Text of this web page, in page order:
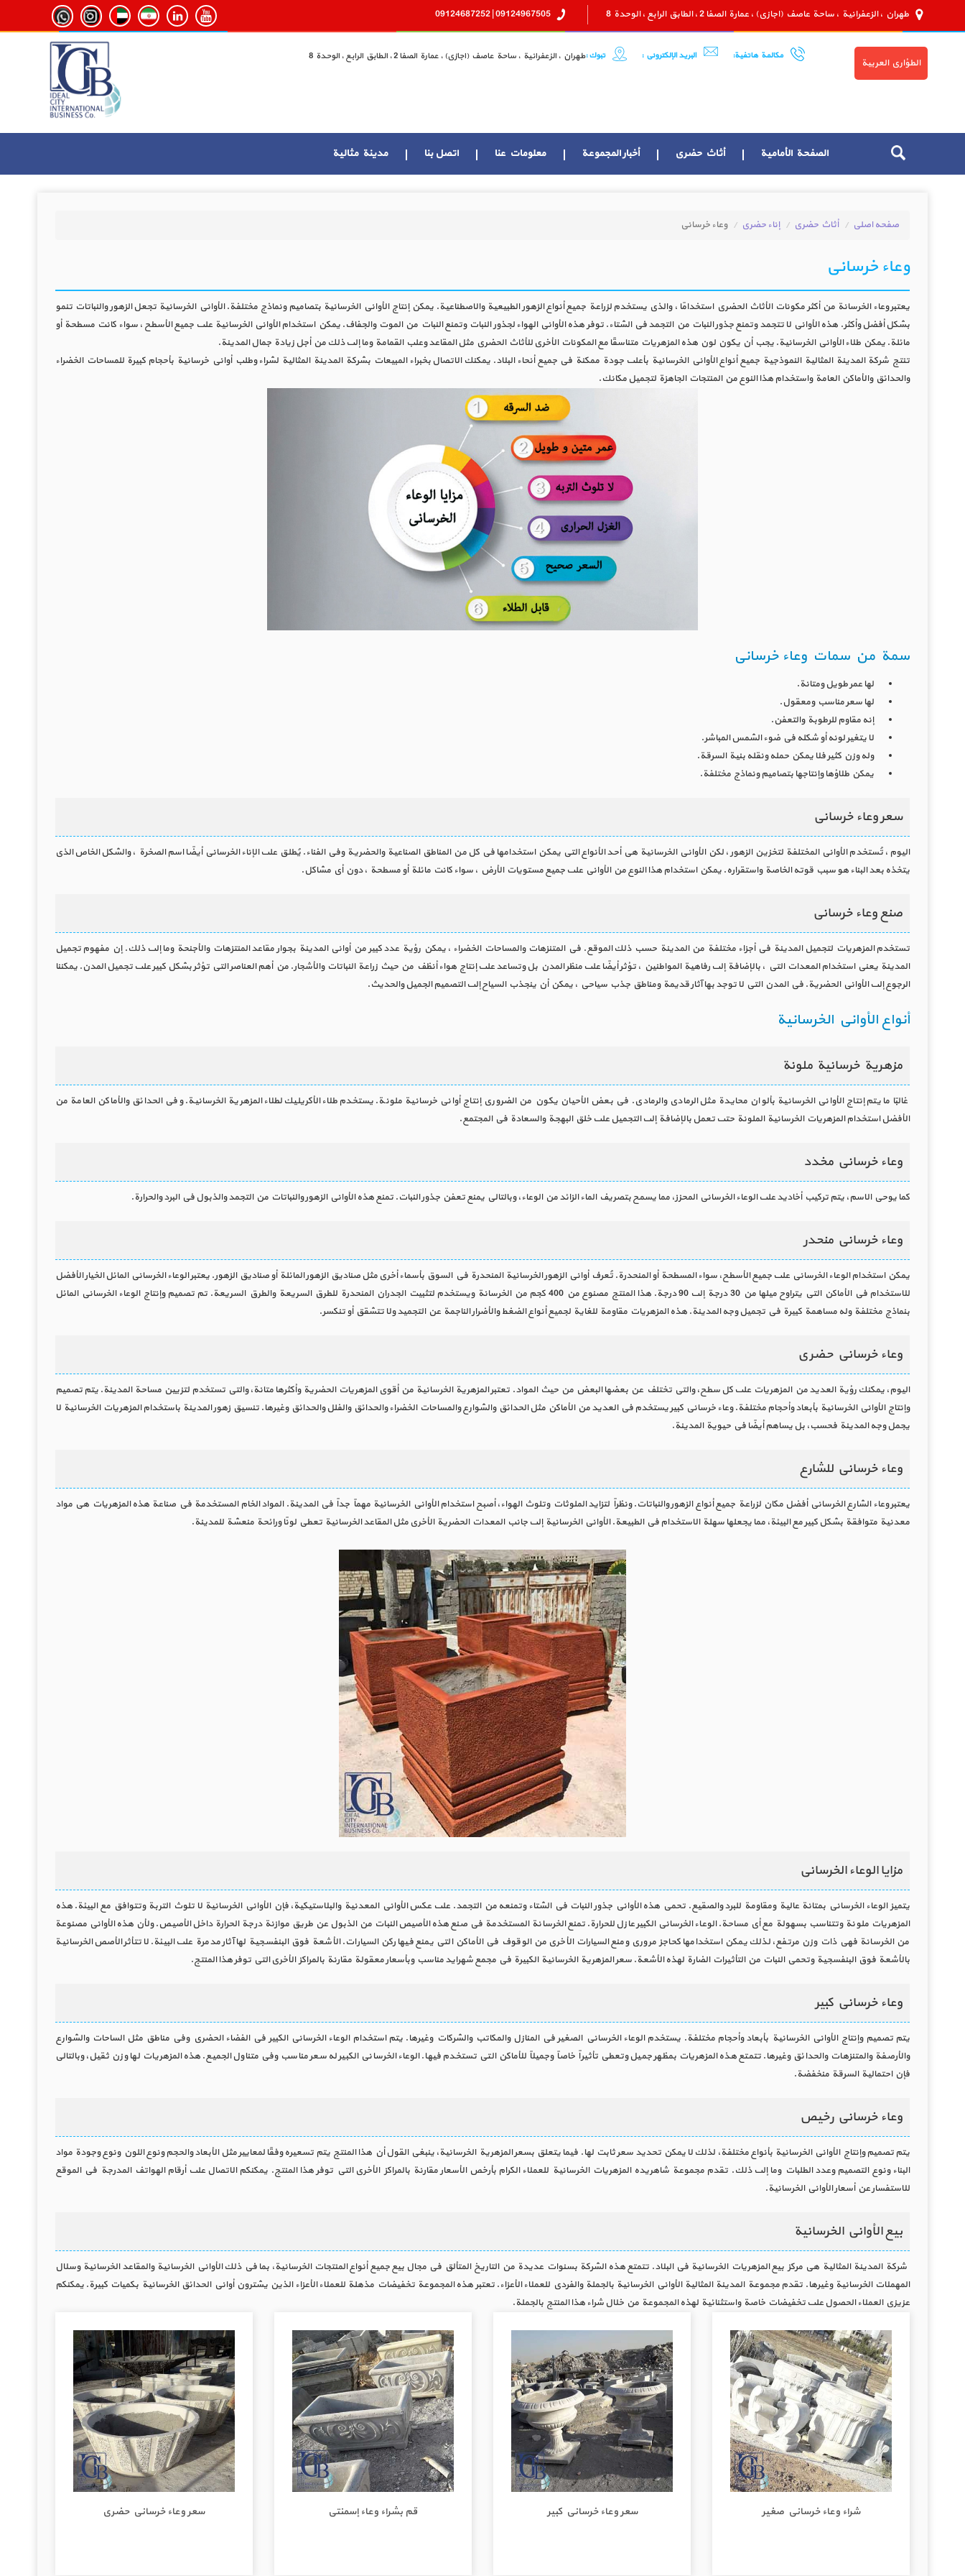
طهران ، الزعفرانية ، ساحة عاصف (اجازي) ، عمارة الصفا 2 ، الطابق الرابع ، الوحدة 8 09124967505 | 09124687252
الطؤاري العربية
مكالمة هاتفية: البريد الإلكتروني : تبوك :طهران ، الزعفرانية ، ساحة عاصف (اجازي) ، عمارة الصفا 2 ، الطابق الرابع ، الوحدة 8
الصفحة الأمامية أثاث حضري أخبار المجموعة معلومات عنا اتصل بنا مدينة مثالية
صفحه اصلی أثاث حضري إناء حضري وعاء خرساني
وعاء خرساني
يعتبر وعاء الخرسانة من أكثر مكونات الأثاث الحضري استخدامًا ، والذي يستخدم لزراعة جميع أنواع الزهور الطبيعية والاصطناعية. يمكن إنتاج الأواني الخرسانية بتصاميم ونماذج مختلفة. الأواني الخرسانية تجعل الزهور والنباتات تنمو
بشكل أفضل وأكثر. هذه الأواني لا تتجمد وتمنع جذور النبات من التجمد في الشتاء. توفر هذه الأواني الهواء لجذور النبات وتمنع النبات من الموت والجفاف. يمكن استخدام الأواني الخرسانية على جميع الأسطح ، سواء كانت مسطحة أو
مائلة. يمكن طلاء الأواني الخرسانية. يجب أن يكون لون هذه المزهريات متناسقًا مع المكونات الأخرى للأثاث الحضري مثل المقاعد وعلب القمامة وما إلى ذلك من أجل زيادة جمال المدينة.
تنتج شركة المدينة المثالية النموذجية جميع أنواع الأواني الخرسانية بأعلى جودة ممكنة في جميع أنحاء البلاد. يمكنك الاتصال بخبراء المبيعات بشركة المدينة المثالية لشراء وطلب أواني خرسانية بأحجام كبيرة للمساحات الخضراء
والحدائق والأماكن العامة واستخدام هذا النوع من المنتجات الجاهزة لتجميل مكانك.
سمة من سمات وعاء خرساني
لها عمر طويل ومتانة.
لها سعر مناسب ومعقول.
إنه مقاوم للرطوبة والتعفن.
لا يتغير لونه أو شكله في ضوء الشمس المباشر.
وله وزن كثير فلا يمكن حمله ونقله بنية السرقة.
يمكن طلاؤها وإنتاجها بتصاميم ونماذج مختلفة.
سعر وعاء خرساني
اليوم ، تُستخدم الأواني المختلفة لتخزين الزهور ، لكن الأواني الخرسانية هي أحد الأنواع التي يمكن استخدامها في كل من المناطق الصناعية والحضرية وفي الفناء. يُطلق على الإناء الخرساني أيضًا اسم الصخرة ، والشكل الخاص الذي
يتخذه بعد البناء هو سبب قوته الخاصة واستقراره. يمكن استخدام هذا النوع من الأواني على جميع مستويات الأرض ، سواء كانت مائلة أو مسطحة ، دون أي مشاكل.
صنع وعاء خرساني
تستخدم المزهريات لتجميل المدينة في أجزاء مختلفة من المدينة حسب ذلك الموقع. في المتنزهات والمساحات الخضراء ، يمكن رؤية عدد كبير من أواني المدينة بجوار مقاعد المنتزهات والأجنحة وما إلى ذلك. إن مفهوم تجميل
المدينة يعني استخدام المعدات التي ، بالإضافة إلى رفاهية المواطنين ، تؤثر أيضًا على منظر المدن بل وتساعد على إنتاج هواء أنظف من حيث زراعة النباتات والأشجار. من أهم العناصر التي تؤثر بشكل كبير على تجميل المدن. يمكننا
الرجوع إلى الأواني الحضرية. في المدن التي لا توجد بها آثار قديمة ومناطق جذب سياحي ، يمكن أن ينجذب السياح إلى التصميم الجميل والحديث.
أنواع الأواني الخرسانية
مزهرية خرسانية ملونة
غالبًا ما يتم إنتاج الأواني الخرسانية بألوان محايدة مثل الرمادي والرمادي. في بعض الأحيان يكون من الضروري إنتاج أواني خرسانية ملونة. يستخدم طلاء الأكريليك لطلاء المزهرية الخرسانية. وفي الحدائق والأماكن العامة من
الأفضل استخدام المزهريات الخرسانية الملونة حتى تعمل بالإضافة إلى التجميل على خلق البهجة والسعادة في المجتمع.
وعاء خرساني مخدد
كما يوحي الاسم، يتم تركيب أخاديد على الوعاء الخرساني المحزز، مما يسمح بتصريف الماء الزائد من الوعاء، وبالتالي يمنع تعفن جذور النبات. تمنع هذه الأواني الزهور والنباتات من التجمد والذبول في البرد والحرارة.
وعاء خرساني منحدر
يمكن استخدام الوعاء الخرساني على جميع الأسطح، سواء المسطحة أو المنحدرة. تُعرف أواني الزهور الخرسانية المنحدرة في السوق بأسماء أخرى مثل صناديق الزهور المائلة أو صناديق الزهور. يعتبر الوعاء الخرساني المائل الخيار الأفضل
للاستخدام في الأماكن التي يتراوح ميلها من 30 درجة إلى 90 درجة. هذا المنتج مصنوع من 400 كجم من الخرسانة ويستخدم لتثبيت الجدران المنحدرة للطرق السريعة والطرق السريعة. تم تصميم وإنتاج الوعاء الخرساني المائل
بنماذج مختلفة وله مساهمة كبيرة في تجميل وجه المدينة. هذه المزهريات مقاومة للغاية لجميع أنواع الضغط والأضرار الناجمة عن التجميد ولا تتشقق أو تنكسر.
وعاء خرساني حضري
اليوم، يمكنك رؤية العديد من المزهريات على كل سطح، والتي تختلف عن بعضها البعض من حيث المواد. تعتبر المزهرية الخرسانية من أقوى المزهريات الحضرية وأكثرها متانة، والتي تستخدم لتزيين مساحة المدينة. يتم تصميم
وإنتاج الأواني الخرسانية بأبعاد وأحجام مختلفة. وعاء خرساني كبير يستخدم في العديد من الأماكن مثل الحدائق والشوارع والمساحات الخضراء والحدائق والفلل والحدائق وغيرها. تنسيق زهور المدينة باستخدام المزهريات الخرسانية لا
يجمل وجه المدينة فحسب، بل يساهم أيضًا في حيوية المدينة.
وعاء خرساني للشارع
يعتبر وعاء الشارع الخرساني أفضل مكان لزراعة جميع أنواع الزهور والنباتات. ونظراً لتزايد الملوثات وتلوث الهواء، أصبح استخدام الأواني الخرسانية مهماً جداً في المدينة. المواد الخام المستخدمة في صناعة هذه المزهريات هي مواد
معدنية متوافقة بشكل كبير مع البيئة، مما يجعلها سهلة الاستخدام في الطبيعة. الأواني الخرسانية إلى جانب المعدات الحضرية الأخرى مثل المقاعد الخرسانية تعطي لونًا ورائحة منعشة للمدينة.
مزايا الوعاء الخرساني
يتميز الوعاء الخرساني بمتانة عالية ومقاومة للبرد والصقيع. تحمي هذه الأواني جذور النبات في الشتاء وتمنعه ​​من التجمد. على عكس الأواني المعدنية والبلاستيكية، فإن الأواني الخرسانية لا تلوث التربة وتتوافق مع البيئة. هذه
المزهريات ملونة وتتناسب بسهولة مع أي مساحة. الوعاء الخرساني الكبير عازل للحرارة. تمنع الخرسانة المستخدمة في صنع هذه الأصيص النبات من الذبول عن طريق موازنة درجة الحرارة داخل الأصيص. ولأن هذه الأواني مصنوعة
من الخرسانة فهي ذات وزن مرتفع، لذلك يمكن استخدامها كحاجز مروري ومنع السيارات الأخرى من الوقوف في الأماكن التي يمنع فيها ركن السيارات. الأشعة فوق البنفسجية لها آثار مدمرة على البيئة. لا تتأثر الأصص الخرسانية
بالأشعة فوق البنفسجية وتحمي النبات من التأثيرات الضارة لهذه الأشعة. سعر المزهرية الخرسانية الكبيرة في مجمع شهرايد مناسب وبأسعار معقولة مقارنة بالمراكز الأخرى التي توفر هذا المنتج.
وعاء خرساني كبير
يتم تصميم وإنتاج الأواني الخرسانية بأبعاد وأحجام مختلفة. يستخدم الوعاء الخرساني الصغير في المنازل والمكاتب والشركات وغيرها. يتم استخدام الوعاء الخرساني الكبير في الفضاء الحضري وفي مناطق مثل الساحات والشوارع
والأرصفة والمتنزهات والحدائق وغيرها. تتمتع هذه المزهريات بمظهر جميل وتعطي تأثيراً خاصاً وجميلاً للأماكن التي تستخدم فيها. الوعاء الخرساني الكبير له سعر مناسب وفي متناول الجميع. هذه المزهريات لها وزن ثقيل، وبالتالي
فإن احتمالية السرقة منخفضة.
وعاء خرساني رخيص
يتم تصميم وإنتاج الأواني الخرسانية بأنواع مختلفة، لذلك لا يمكن تحديد سعر ثابت لها. فيما يتعلق بسعر المزهرية الخرسانية، ينبغي القول أن هذا المنتج يتم تسعيره وفقًا لمعايير مثل الأبعاد والحجم ونوع اللون ونوع وجودة مواد
البناء ونوع التصميم وعدد الطلبات وما إلى ذلك. تقدم مجموعة شاهريده المزهريات الخرسانية للعملاء الكرام بأرخص الأسعار مقارنة بالمراكز الأخرى التي توفر هذا المنتج. يمكنكم الاتصال على أرقام الهواتف المدرجة في الموقع
للاستفسار عن أسعار الأواني الخرسانية.
بيع الأواني الخرسانية
شركة المدينة المثالية هي مركز بيع المزهريات الخرسانية في البلاد. تتمتع هذه الشركة بسنوات عديدة من التاريخ المتألق في مجال بيع جميع أنواع المنتجات الخرسانية، بما في ذلك الأواني الخرسانية والمقاعد الخرسانية وسلال
المهملات الخرسانية وغيرها. تقدم مجموعة المدينة المثالية الأواني الخرسانية بالجملة والفردي للعملاء الأعزاء. تعتبر هذه المجموعة تخفيضات مذهلة للعملاء الأعزاء الذين يشترون أواني الحدائق الخرسانية بكميات كبيرة. يمكنكم
عزيزي العملاء الحصول على تخفيضات خاصة واستثنائية لهذه المجموعة من خلال شراء هذا المنتج بالجملة.
شراء وعاء خرساني صغير سعر وعاء خرساني كبير قم بشراء وعاء إسمنتي سعر وعاء خرساني حضري